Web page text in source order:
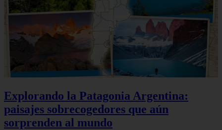
Explorando la Patagonia Argentina:
paisajes sobrecogedores que aún
sorprenden al mundo